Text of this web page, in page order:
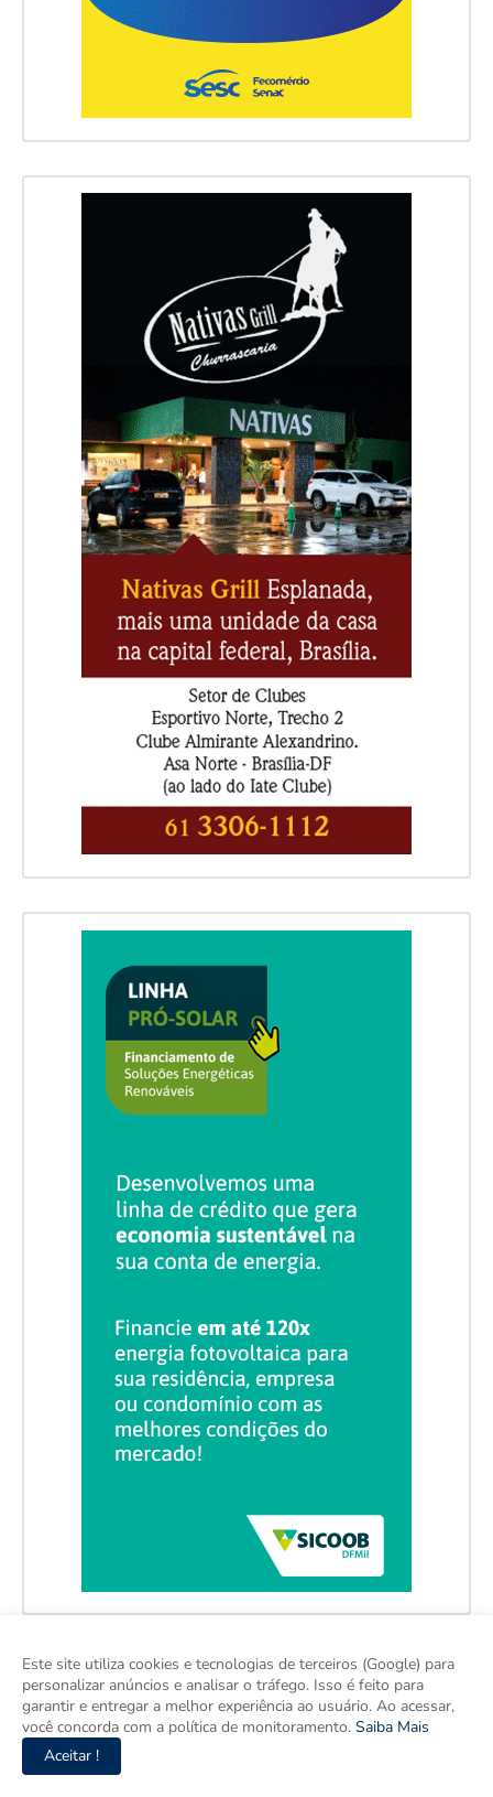
Este site utiliza cookies e tecnologias de terceiros (Google) para
personalizar anúncios e analisar o tráfego. Isso é feito para
garantir e entregar a melhor experiência ao usuário. Ao acessar,
você concorda com a política de monitoramento. Saiba Mais
Aceitar !